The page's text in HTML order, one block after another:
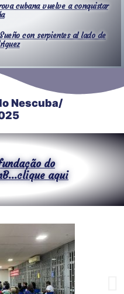
cubana vuelve a conquistar
con serpientes al lado de
Nescuba/
do
aqui